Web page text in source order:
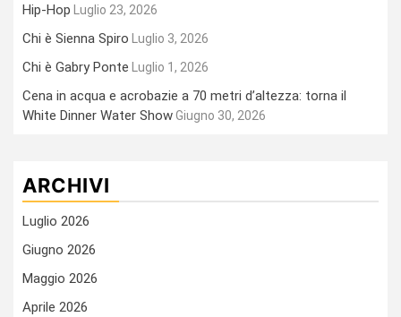
Hip-Hop
Luglio 23, 2026
Chi è Sienna Spiro Luglio 3, 2026
Chi è Gabry Ponte Luglio 1, 2026
Cena in acqua e acrobazie a 70 metri d’altezza: torna il
White Dinner Water ShowGiugno 30, 2026
ARCHIVI
Luglio 2026
Giugno 2026
Maggio 2026
Aprile 2026